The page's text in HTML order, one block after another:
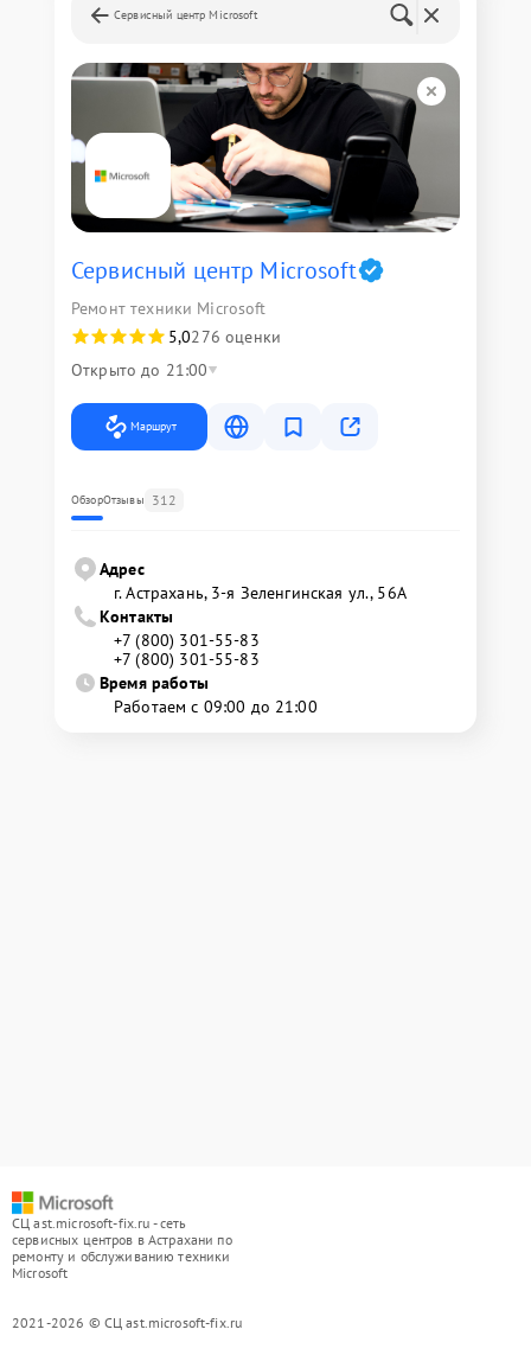
Сервисный центр Microsoft
Сервисный центр Microsoft
Ремонт техники Microsoft
5,0276 оценки
Открыто до 21:00
Маршрут
ОбзорОтзывы 312
Адрес
г. Астрахань, 3-я Зеленгинская ул., 56А
Контакты
+7 (800) 301-55-83
+7 (800) 301-55-83
Время работы
Работаем с 09:00 до 21:00
СЦ ast.microsoft-fix.ru - сеть
сервисных центров в Астрахани по
ремонту и обслуживанию техники
Microsoft
2021-2026 © СЦ ast.microsoft-fix.ru